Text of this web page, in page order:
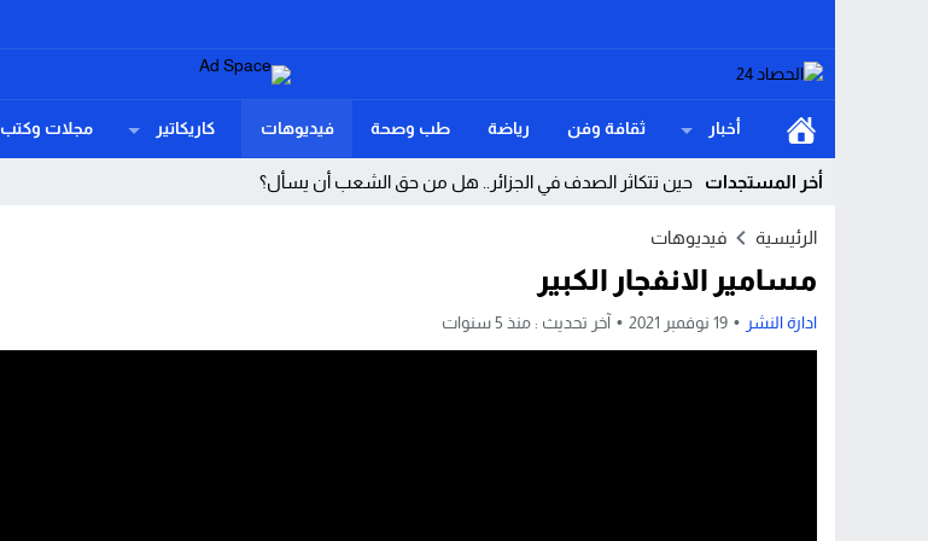
أخبار ثقافة وفن رياضة طب وصحة فيديوهات كاريكاتير مجلات وكتب
أخر المستجدات حين تتكاثر الصدف في الجزائر.. هل من حق الشعب أن يسأل؟
السيادة الوطنية فوق التوازنات الهشة نواكشوط ترسم خطاً أحمر في ملف الموقوفين بمالي.
سيادة الأرض ومأزق الهوية المرسوم الرئاسي الأميركي ينهي عهد “سياحة الولادة”
بتعليمات ملكية.. بوريطة يمثل الملك محمد السادس في تنصيب الرئيس الكولومبي الجديد بكالي
الرئيسية فيديوهات
مسامير الانفجار الكبير
ادارة النشر 19 نوفمبر 2021 آخر تحديث : منذ 5 سنوات